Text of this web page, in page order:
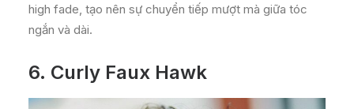
high fade, tạo nên sự chuyển tiếp mượt mà giữa tóc
ngắn và dài.
6. Curly Faux Hawk